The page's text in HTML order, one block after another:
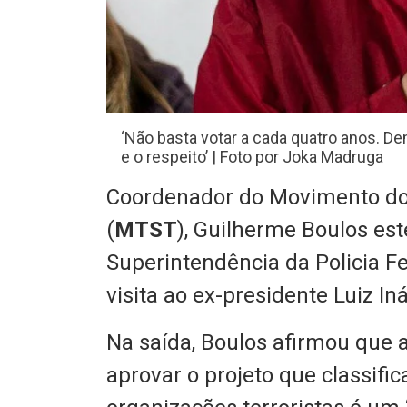
‘Não basta votar a cada quatro anos.
e o respeito’ | Foto por Joka Madruga
Coordenador do Movimento
(MTST), Guilherme Boulos
Superintendência da Policia
visita ao ex-presidente Luiz
Na saída, Boulos afirmou
aprovar o projeto que